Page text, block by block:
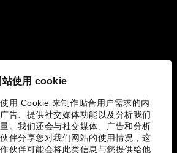
站使用 cookie
用 Cookie 来制作贴合用户需求的内
告、提供社交媒体功能以及分析我们
。我们还会与社交媒体、广告和分析
伴分享您对我们网站的使用情况，这
伙伴可能会将此类信息与您提供给他